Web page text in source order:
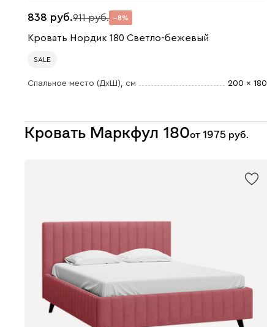
838 911 8
Кровать Нордик 180 Светло-бежевый
SALE
Спальное место (ДхШ), см 200 x 180
Кровать Маркфул 180от 1975